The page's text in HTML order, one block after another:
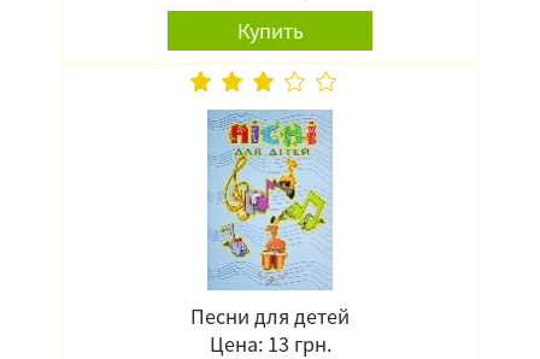
Купить
Песни для детей
Цена: 13 грн.